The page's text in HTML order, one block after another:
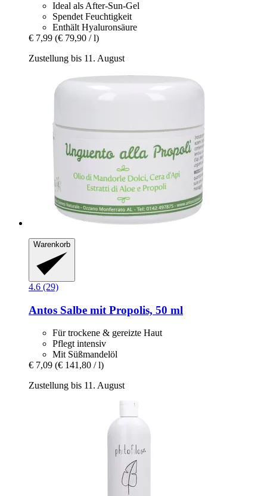
Ideal als After-Sun-Gel
Spendet Feuchtigkeit
Enthält Hyaluronsäure
€ 7,99 (€ 79,90 / l)
Zustellung bis 11. August
Warenkorb
4.6 (29)
Antos Salbe mit Propolis, 50 ml
Für trockene & gereizte Haut
Pflegt intensiv
Mit Süßmandelöl
€ 7,09 (€ 141,80 / l)
Zustellung bis 11. August